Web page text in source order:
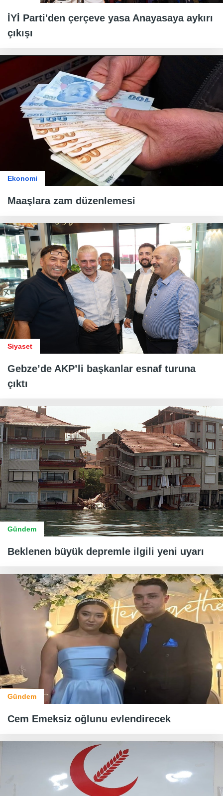
İYİ Parti'den çerçeve yasa Anayasaya aykırı
çıkışı
Ekonomi
Maaşlara zam düzenlemesi
Siyaset
Gebze’de AKP’li başkanlar esnaf turuna
çıktı
Gündem
Beklenen büyük depremle ilgili yeni uyarı
Gündem
Cem Emeksiz oğlunu evlendirecek